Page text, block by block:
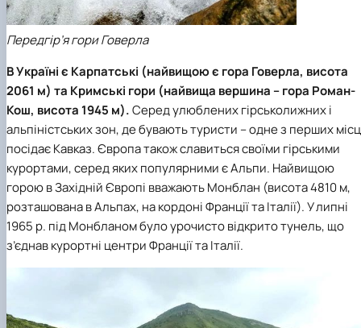
Передгір’я гори Говерла
В Україні є Карпатські (найвищою є гора Говерла, висота
2061 м) та Кримські гори (найвища вершина – гора Роман-
Кош, висота 1945 м).Серед улюблених гірськолижних і
альпіністських зон, де бувають туристи – одне з перших
посідає Кавказ. Європа також славиться своїми гірськими
курортами, серед яких популярними є Альпи. Найвищою
горою в Західній Європі вважають Монблан (висота 4810 м,
розташована в Альпах, на кордоні Франції та Італії). У липні
1965 р. під Монбланом було урочисто відкрито тунель, що
з’єднав курортні центри Франції та Італії.